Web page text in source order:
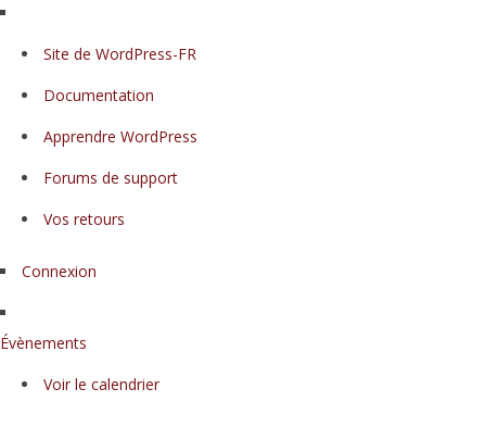
WordPress
Site de WordPress-FR
Documentation
Apprendre WordPress
Forums de support
Vos retours
Connexion
Évènements
Voir le calendrier